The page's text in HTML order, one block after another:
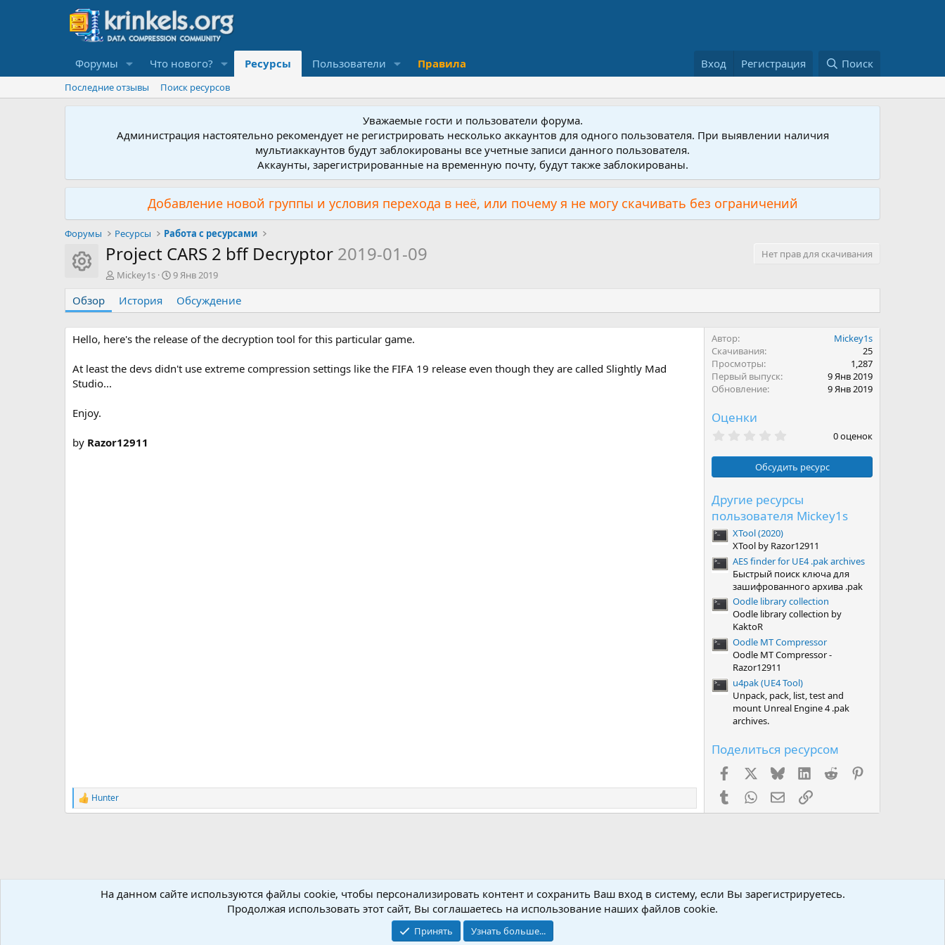
Форумы Что нового? Ресурсы Пользователи Правила Вход Регистрация Поиск
Последние отзывы Поиск ресурсов
Уважаемые гости и пользователи форума.
Администрация настоятельно рекомендует не регистрировать несколько аккаунтов для одного пользователя. При выявлении наличия
мультиаккаунтов будут заблокированы все учетные записи данного пользователя.
Аккаунты, зарегистрированные на временную почту, будут также заблокированы.
Добавление новой группы и условия перехода в неё, или почему я не могу скачивать без ограничений
Форумы Ресурсы Работа с ресурсами
Иконка ресурса
Project CARS 2 bff Decryptor 2019-01-09
Нет прав для скачивания
А
т
о
р
Mickey1s
Д
а
с
о
д
а
9 Янв 2019
Обзор История Обсуждение
Hello, here's the release of the decryption tool for this particular game.
At least the devs didn't use extreme compression settings like the FIFA 19 release even though they are called Slightly Mad
Studio...
Enjoy.
by Razor12911
Р
е
:
Hunter
Автор
Mickey1s
Скачивания
25
Просмотры
1,287
Первый выпуск
9 Янв 2019
Обновление
9 Янв 2019
Оценки
0
0
з
ё
з
д
0 оценок
Обсудить ресурс
Другие ресурсы
пользователя Mickey1s
XTool (2020)
XTool by Razor12911
AES finder for UE4 .pak archives
Быстрый поиск ключа для
зашифрованного архива .pak
Oodle library collection
Oodle library collection by
KaktoR
Oodle MT Compressor
Oodle MT Compressor -
Razor12911
u4pak (UE4 Tool)
Unpack, pack, list, test and
mount Unreal Engine 4 .pak
archives.
Поделиться ресурсом
FacebookX (Twitter)
Bluesky LinkedInReddit
TumblrWhatsAppЭлектронная почта
Ссылка
Ресурсы Работа с ресурсами
Обратная связь
На данном сайте используются файлы cookie, чтобы персонализировать контент и сохранить Ваш вход в систему, если Вы зарегистрируетесь.
Продолжая использовать этот сайт, Вы соглашаетесь на использование наших файлов cookie.
Принять Узнать больше...